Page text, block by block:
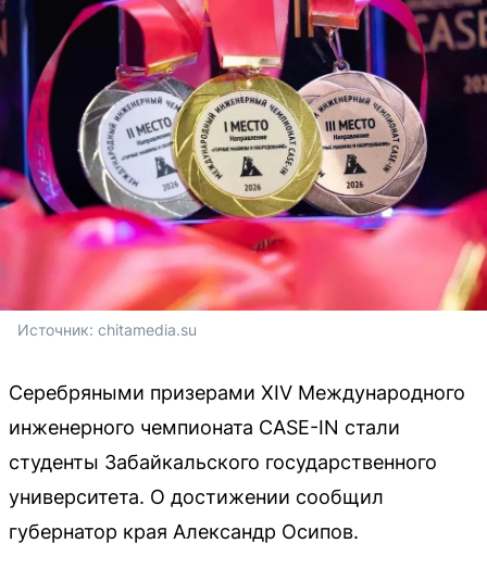
Источник: chitamedia.su
Серебряными призерами XIV Международного
инженерного чемпионата CASE-IN стали
студенты Забайкальского государственного
университета. О достижении сообщил
губернатор края Александр Осипов.